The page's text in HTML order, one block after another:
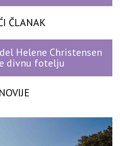
ČLANAK
Helene Christensen
divnu fotelju